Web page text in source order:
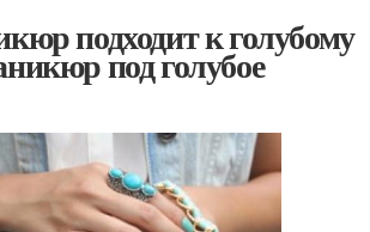
подходит к голубому
под голубое